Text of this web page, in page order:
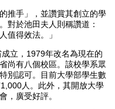
推手」，並讚賞其創立的學
對於池田夫人則稱讚道：
值得效法。」
立，1979年改名為現在的
尚有八個校區。該校學系眾
別認可。目前大學部學生數
人。此外，其開放大學
，廣受好評。